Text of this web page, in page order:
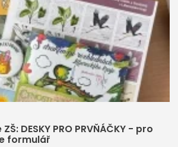
DESKY PRO PRVŇÁČKY - pro
formulář